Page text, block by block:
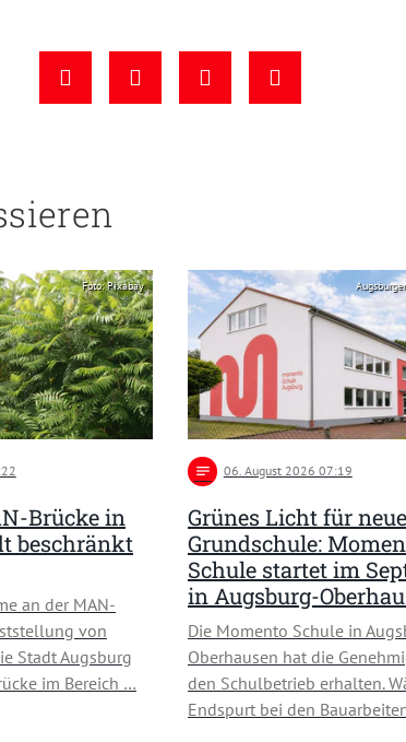
Foto: Pixabay
Brücke in
beschränkt
an der MAN-
von
Stadt Augsburg
im Bereich …
notes 06. August 2026 07:19
Grünes Licht für neue
Grundschule:
Schule startet im
in Augsburg-
Die Momento Schule in
Oberhausen hat die
den Schulbetrieb erhalten.
Endspurt bei den